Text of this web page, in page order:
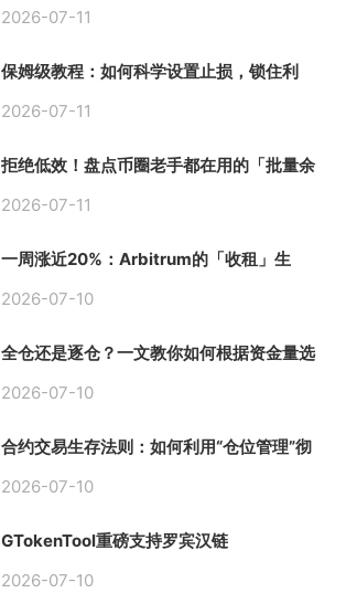
2026-07-11
保姆级教程：如何科学设置止损，锁住利
2026-07-11
拒绝低效！盘点币圈老手都在用的「批量余
2026-07-11
一周涨近20%：Arbitrum的「收租」生
2026-07-10
全仓还是逐仓？一文教你如何根据资金量选
2026-07-10
合约交易生存法则：如何利用“仓位管理”彻
2026-07-10
GTokenTool重磅支持罗宾汉链
2026-07-10